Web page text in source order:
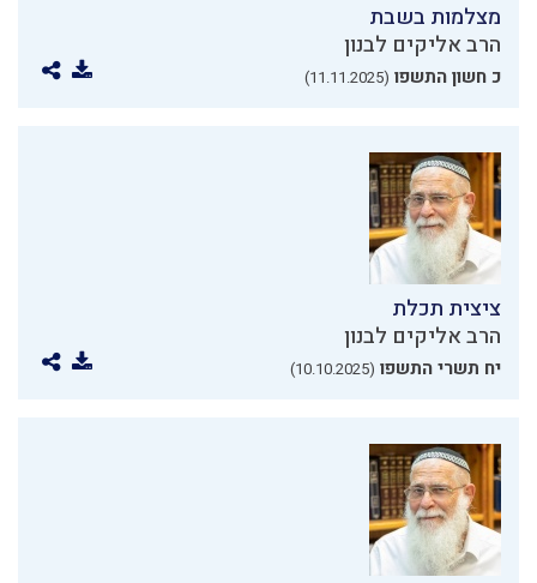
מצלמות בשבת
הרב אליקים לבנון
כ חשון התשפו (11.11.2025)
ציצית תכלת
הרב אליקים לבנון
יח תשרי התשפו (10.10.2025)